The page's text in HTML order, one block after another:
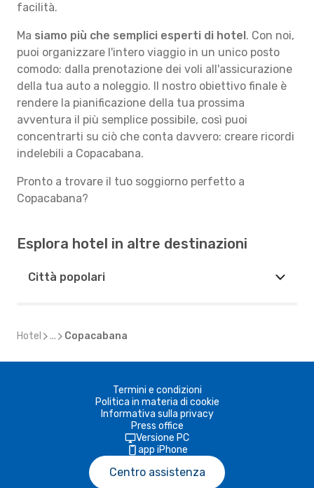
facilità.
Ma siamo più che semplici esperti di hotel. Con noi,
puoi organizzare l'intero viaggio in un unico posto
comodo: dalla prenotazione dei voli all'assicurazione
della tua auto a noleggio. Il nostro obiettivo finale è
rendere la pianificazione della tua prossima
avventura il più semplice possibile, così puoi
concentrarti su ciò che conta davvero: creare ricordi
indelebili a Copacabana.
Pronto a trovare il tuo soggiorno perfetto a
Copacabana?
Esplora hotel in altre destinazioni
Città popolari
Hotel ... Copacabana
Termini e condizioni
Politica in materia di cookie
Informativa sulla privacy
Press office
Versione PC
app iPhone
Centro assistenza